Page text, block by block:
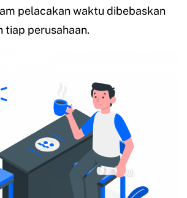
pelacakan waktu dibebaskan
tiap perusahaan.